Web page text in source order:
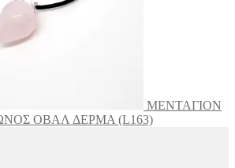
ΜΕΝΤΑΓΙΟΝ
ΟΒΑΛ ΔΕΡΜΑ (L163)